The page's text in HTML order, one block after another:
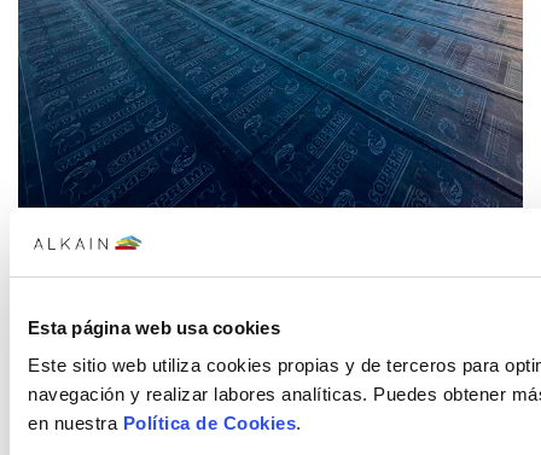
Esta página web usa cookies
Este sitio web utiliza cookies propias y de terceros para
navegación y realizar labores analíticas. Puedes obtener
en nuestra Política de Cookies.
Ventajas de Alkain
Amplio stock de materiales